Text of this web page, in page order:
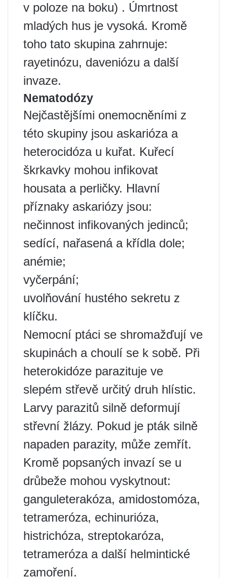
v poloze na boku) . Úmrtnost
mladých hus je vysoká. Kromě
toho tato skupina zahrnuje:
rayetinózu, daveniózu a další
invaze.
Nematodózy
Nejčastějšími onemocněními z
této skupiny jsou askarióza a
heterocidóza u kuřat. Kuřecí
škrkavky mohou infikovat
housata a perličky. Hlavní
příznaky askariózy jsou:
nečinnost infikovaných jedinců;
sedící, nařasená a křídla dole;
anémie;
vyčerpání;
uvolňování hustého sekretu z
klíčku.
Nemocní ptáci se shromažďují ve
skupinách a choulí se k sobě. Při
heterokidóze parazituje ve
slepém střevě určitý druh hlístic.
Larvy parazitů silně deformují
střevní žlázy. Pokud je pták silně
napaden parazity, může zemřít.
Kromě popsaných invazí se u
drůbeže mohou vyskytnout:
ganguleterakóza, amidostomóza,
tetrameróza, echinurióza,
histrichóza, streptokaróza,
tetrameróza a další helmintické
zamoření.